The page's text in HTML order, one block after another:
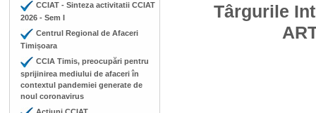
CCIAT - Sinteza activitatii CCIAT
2026 - Sem I
Centrul Regional de Afaceri
Timișoara
CCIA Timis, preocupări pentru
sprijinirea mediului de afaceri în
contextul pandemiei generate de
noul coronavirus
Târgurile